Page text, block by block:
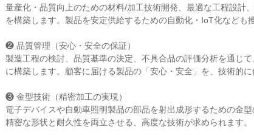
量産化・品質向上のための材料/加工技術開発、最適な工程設計
を構築します。製品を安定供給するための自動化・IoT化なども
❷ 品質管理（安心・安全の保証）
製造工程の検討、品質基準の決定、不具合品の評価分析を通じ
に構築します。顧客に届ける製品の「安心・安全」を、技術的に
❸ 金型技術（精密加工の実現）
電子デバイスや自動車照明製品の部品を射出成形するための金
精密な形状と耐久性を両立させる、高度な技術が求められます。